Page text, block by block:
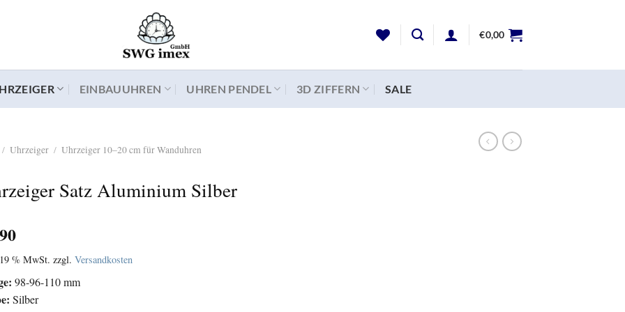
€0,00
EINBAUUHREN UHREN PENDEL 3D ZIFFERN SALE
/ Uhrzeiger / Uhrzeiger 10–20 cm für Wanduhren
Satz Aluminium Silber
% MwSt. zzgl. Versandkosten
98-96-110 mm
Silber